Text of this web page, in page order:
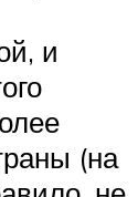
и
(на